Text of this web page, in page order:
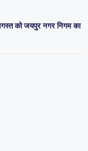
को जयपुर नगर निगम का